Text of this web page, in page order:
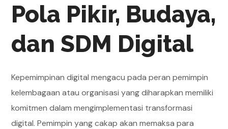
Pola Pikir, Budaya,
dan SDM Digital
Kepemimpinan digital mengacu pada peran pemimpin
kelembagaan atau organisasi yang diharapkan memiliki
komitmen dalam mengimplementasi transformasi
digital. Pemimpin yang cakap akan memaksa para